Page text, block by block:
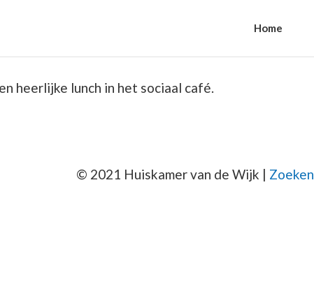
Home
heerlijke lunch in het sociaal café.
© 2021 Huiskamer van de Wijk | Zoeken